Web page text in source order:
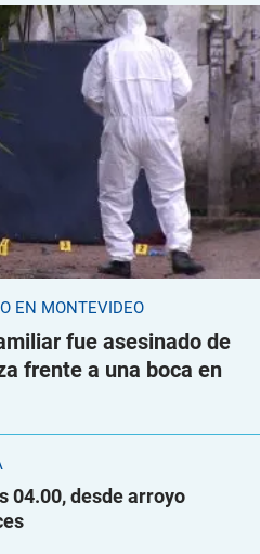
EN MONTEVIDEO
fue asesinado de
frente a una boca en
04.00, desde arroyo